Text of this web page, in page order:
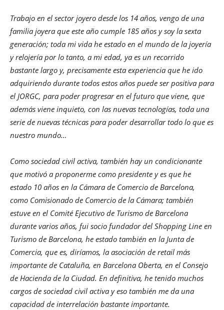
Trabajo en el sector joyero desde los 14 años, vengo de una
familia joyera que este año cumple 185 años y soy la sexta
generación; toda mi vida he estado en el mundo de la joyería
y relojería por lo tanto, a mi edad, ya es un recorrido
bastante largo y, precisamente esta experiencia que he ido
adquiriendo durante todos estos años puede ser positiva para
el JORGC, para poder progresar en el futuro que viene, que
además viene inquieto, con las nuevas tecnologías, toda una
serie de nuevas técnicas para poder desarrollar todo lo que es
nuestro mundo…
Como sociedad civil activa, también hay un condicionante
que motivó a proponerme como presidente y es que he
estado 10 años en la Cámara de Comercio de Barcelona,
como Comisionado de Comercio de la Cámara; también
estuve en el Comité Ejecutivo de Turismo de Barcelona
durante varios años, fui socio fundador del Shopping Line en
Turismo de Barcelona, he estado también en la Junta de
Comercia, que es, diríamos, la asociación de retail más
importante de Cataluña, en Barcelona Oberta, en el Consejo
de Hacienda de la Ciudad. En definitiva, he tenido muchos
cargos de sociedad civil activa y eso también me da una
capacidad de interrelación bastante importante.